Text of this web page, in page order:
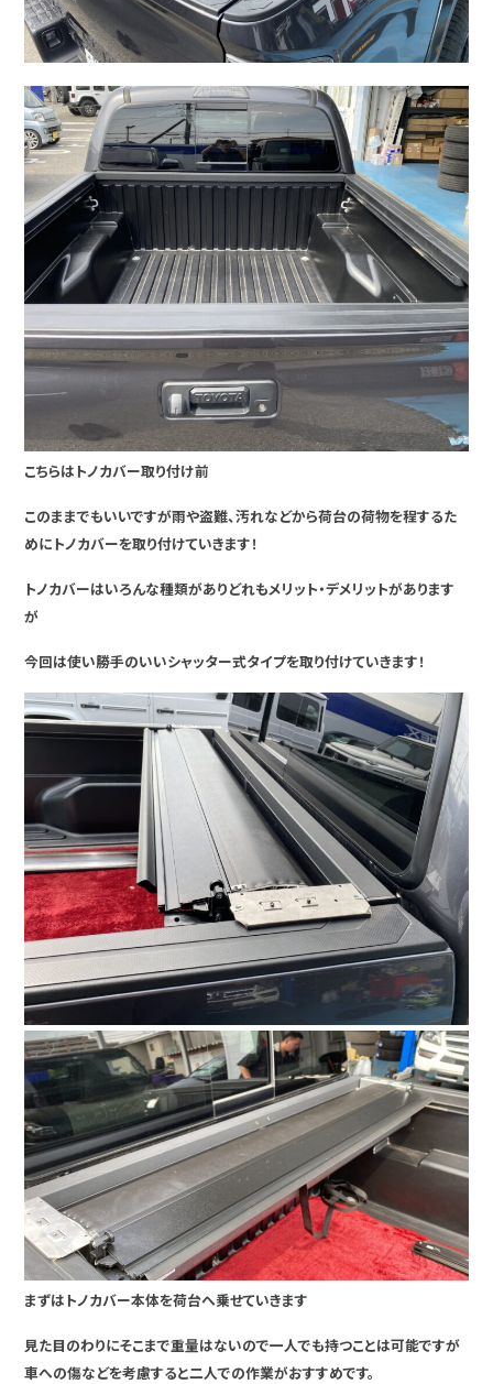
こちらはトノカバー取り付け前
このままでもいいですが雨や盗難、汚れなどから荷台の荷物を程するた
めにトノカバーを取り付けていきます！
トノカバーはいろんな種類がありどれもメリット・デメリットがあります
が
今回は使い勝手のいいシャッター式タイプを取り付けていきます！
まずはトノカバー本体を荷台へ乗せていきます
見た目のわりにそこまで重量はないので一人でも持つことは可能ですが
車への傷などを考慮すると二人での作業がおすすめです。